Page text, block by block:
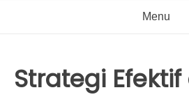
Menu
Strategi